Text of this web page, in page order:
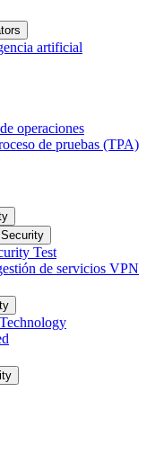
artificial
operaciones
de pruebas (TPA)
Test
de servicios VPN